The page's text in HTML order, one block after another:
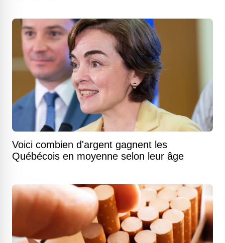
Voici combien d'argent gagnent les
Québécois en moyenne selon leur âge